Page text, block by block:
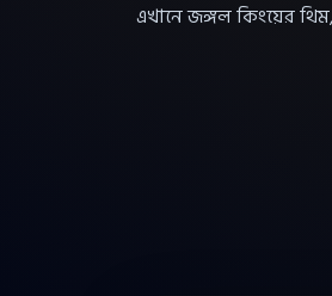
এখানে জঙ্গল কিংয়ের